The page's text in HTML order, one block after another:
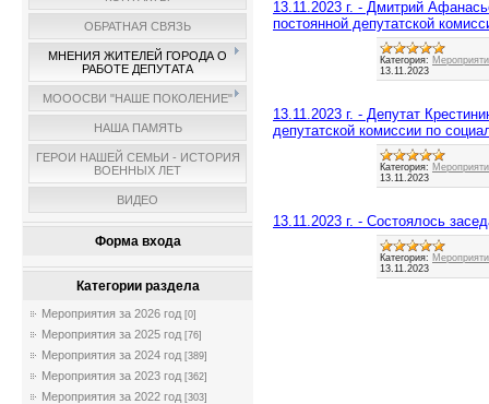
ОБРАТНАЯ СВЯЗЬ
МНЕНИЯ ЖИТЕЛЕЙ ГОРОДА О
РАБОТЕ ДЕПУТАТА
МОООСВИ "НАШЕ ПОКОЛЕНИЕ"
НАША ПАМЯТЬ
ГЕРОИ НАШЕЙ СЕМЬИ - ИСТОРИЯ
ВОЕННЫХ ЛЕТ
ВИДЕО
Форма входа
Категории раздела
Мероприятия за 2026 год [0]
Мероприятия за 2025 год [76]
Мероприятия за 2024 год [389]
Мероприятия за 2023 год [362]
Мероприятия за 2022 год [303]
13.11.2023 г. - Дмитрий
постоянной депутатской
Категория:
13.11.2023
13.11.2023 г. - Депутат
депутатской комиссии по
Категория:
13.11.2023
13.11.2023 г. - Состоялось
Категория:
13.11.2023